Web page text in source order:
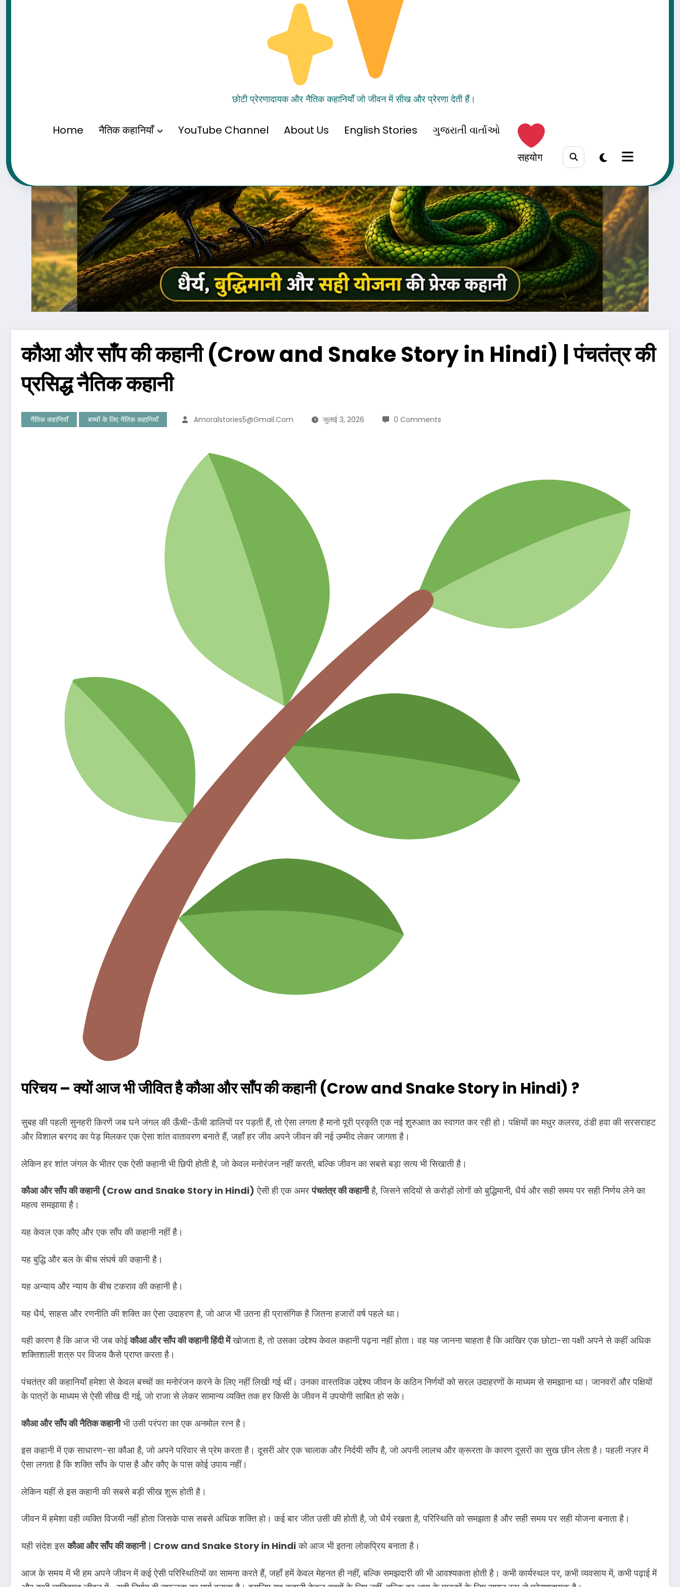
छोटी प्रेरणादायक और नैतिक कहानियाँ जो जीवन में सीख और प्रेरणा देती हैं।
Home नैतिक कहानियाँ YouTube Channel About Us English Stories
ગુજરાતી વાર્તાઓ
सहयोग
कौआ और साँप की कहानी (Crow and Snake Story in Hindi) | पंचतंत्र की
प्रसिद्ध नैतिक कहानी
नैतिक कहानियाँ बच्चों के लिए नैतिक कहानियाँ Amoralstories5@gmail.com जुलाई 3, 2026 0 Comments
परिचय – क्यों आज भी जीवित है कौआ और साँप की कहानी (Crow and Snake Story in Hindi) ?
सुबह की पहली सुनहरी किरणें जब घने जंगल की ऊँची-ऊँची डालियों पर पड़ती हैं, तो ऐसा लगता है मानो पूरी प्रकृति एक नई शुरुआत का स्वागत कर रही हो। पक्षियों का मधुर कलरव, ठंडी हवा की सरसराहट
और विशाल बरगद का पेड़ मिलकर एक ऐसा शांत वातावरण बनाते हैं, जहाँ हर जीव अपने जीवन की नई उम्मीद लेकर जागता है।
लेकिन हर शांत जंगल के भीतर एक ऐसी कहानी भी छिपी होती है, जो केवल मनोरंजन नहीं करती, बल्कि जीवन का सबसे बड़ा सत्य भी सिखाती है।
कौआ और साँप की कहानी (Crow and Snake Story in Hindi) ऐसी ही एक अमरपंचतंत्र की कहानीहै, जिसने सदियों से करोड़ों लोगों को बुद्धिमानी, धैर्य और सही समय पर सही निर्णय लेने का
महत्व समझाया है।
यह केवल एक कौए और एक साँप की कहानी नहीं है।
यह बुद्धि और बल के बीच संघर्ष की कहानी है।
यह अन्याय और न्याय के बीच टकराव की कहानी है।
यह धैर्य, साहस और रणनीति की शक्ति का ऐसा उदाहरण है, जो आज भी उतना ही प्रासंगिक है जितना हजारों वर्ष पहले था।
यही कारण है कि आज भी जब कोईकौआ और साँप की कहानी हिंदी मेंखोजता है, तो उसका उद्देश्य केवल कहानी पढ़ना नहीं होता। वह यह जानना चाहता है कि आखिर एक छोटा-सा पक्षी अपने से कहीं अधिक
शक्तिशाली शत्रु पर विजय कैसे प्राप्त करता है।
पंचतंत्र की कहानियाँ हमेशा से केवल बच्चों का मनोरंजन करने के लिए नहीं लिखी गई थीं। उनका वास्तविक उद्देश्य जीवन के कठिन निर्णयों को सरल उदाहरणों के माध्यम से समझाना था। जानवरों और पक्षियों
के पात्रों के माध्यम से ऐसी सीख दी गई, जो राजा से लेकर सामान्य व्यक्ति तक हर किसी के जीवन में उपयोगी साबित हो सके।
कौआ और साँप की नैतिक कहानीभी उसी परंपरा का एक अनमोल रत्न है।
इस कहानी में एक साधारण-सा कौआ है, जो अपने परिवार से प्रेम करता है। दूसरी ओर एक चालाक और निर्दयी साँप है, जो अपनी लालच और क्रूरता के कारण दूसरों का सुख छीन लेता है। पहली नज़र में
ऐसा लगता है कि शक्ति साँप के पास है और कौए के पास कोई उपाय नहीं।
लेकिन यहीं से इस कहानी की सबसे बड़ी सीख शुरू होती है।
जीवन में हमेशा वही व्यक्ति विजयी नहीं होता जिसके पास सबसे अधिक शक्ति हो। कई बार जीत उसी की होती है, जो धैर्य रखता है, परिस्थिति को समझता है और सही समय पर सही योजना बनाता है।
यही संदेश इसकौआ और साँप की कहानी| Crow and Snake Story in Hindiको आज भी इतना लोकप्रिय बनाता है।
आज के समय में भी हम अपने जीवन में कई ऐसी परिस्थितियों का सामना करते हैं, जहाँ हमें केवल मेहनत ही नहीं, बल्कि समझदारी की भी आवश्यकता होती है। कभी कार्यस्थल पर, कभी व्यवसाय में, कभी पढ़ाई में